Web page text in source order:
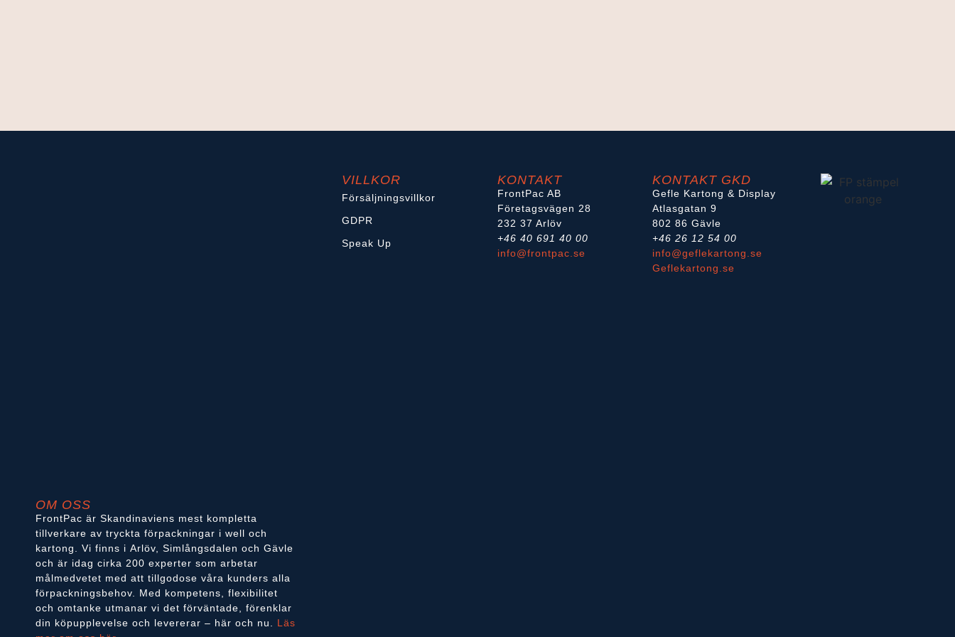
OM OSS
FrontPac är Skandinaviens mest kompletta
tillverkare av tryckta förpackningar i well och
kartong. Vi finns i Arlöv, Simlångsdalen och Gävle
och är idag cirka 200 experter som arbetar
målmedvetet med att tillgodose våra kunders alla
förpackningsbehov. Med kompetens, flexibilitet
och omtanke utmanar vi det förväntade, förenklar
din köpupplevelse och levererar – här och nu. Läs
VILLKOR
Försäljningsvillkor
GDPR
Speak Up
KONTAKT
FrontPac AB
Företagsvägen 28
232 37 Arlöv
+46 40 691 40 00
info@frontpac.se
KONTAKT GKD
Gefle Kartong & Display
Atlasgatan 9
802 86 Gävle
+46 26 12 54 00
info@geflekartong.se
Geflekartong.se